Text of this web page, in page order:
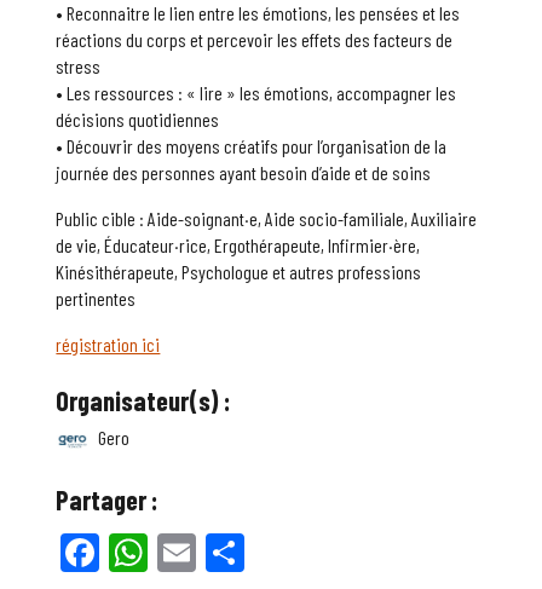
• Reconnaitre le lien entre les émotions, les pensées et les
réactions du corps et percevoir les effets des facteurs de
stress
• Les ressources : « lire » les émotions, accompagner les
décisions quotidiennes
• Découvrir des moyens créatifs pour l’organisation de la
journée des personnes ayant besoin d’aide et de soins
Public cible : Aide-soignant·e, Aide socio-familiale, Auxiliaire
de vie, Éducateur·rice, Ergothérapeute, Infirmier·ère,
Kinésithérapeute, Psychologue et autres professions
pertinentes
régistration ici
Organisateur(s) :
Gero
Partager :
Facebook
WhatsApp
Email